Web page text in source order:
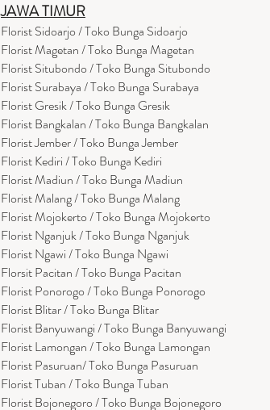
JAWA TIMUR
Florist Sidoarjo / Toko Bunga Sidoarjo
Florist Magetan / Toko Bunga Magetan
Florist Situbondo / Toko Bunga Situbondo
Florist Surabaya / Toko Bunga Surabaya
Florist Gresik / Toko Bunga Gresik
FloristBangkalan / Toko Bunga Bangkalan
Florist Jember / Toko Bunga Jember
Florist Kediri / Toko Bunga Kediri
Florist Madiun / Toko Bunga Madiun
Florist Malang / Toko Bunga Malang
Florist Mojokerto / Toko Bunga Mojokerto
Florist Nganjuk / Toko Bunga Nganjuk
Florist Ngawi /Toko Bunga Ngawi
Florsit Pacitan / Toko Bunga Pacitan
Florist Ponorogo / Toko Bunga Ponorogo
Florist Blitar / Toko Bunga Blitar
Florist Banyuwangi / Toko Bunga Banyuwangi
Florist Lamongan / Toko Bunga Lamongan
Florist Pasuruan/ Toko Bunga Pasuruan
Florist Tuban / Toko Bunga Tuban
Florist Bojonegoro / Toko Bunga Bojonegoro